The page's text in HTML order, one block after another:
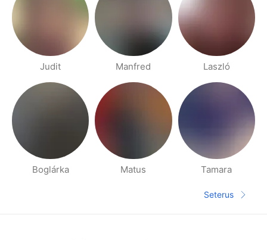
Judit Manfred Laszló
Boglárka Matus Tamara
Halaman
Seterus